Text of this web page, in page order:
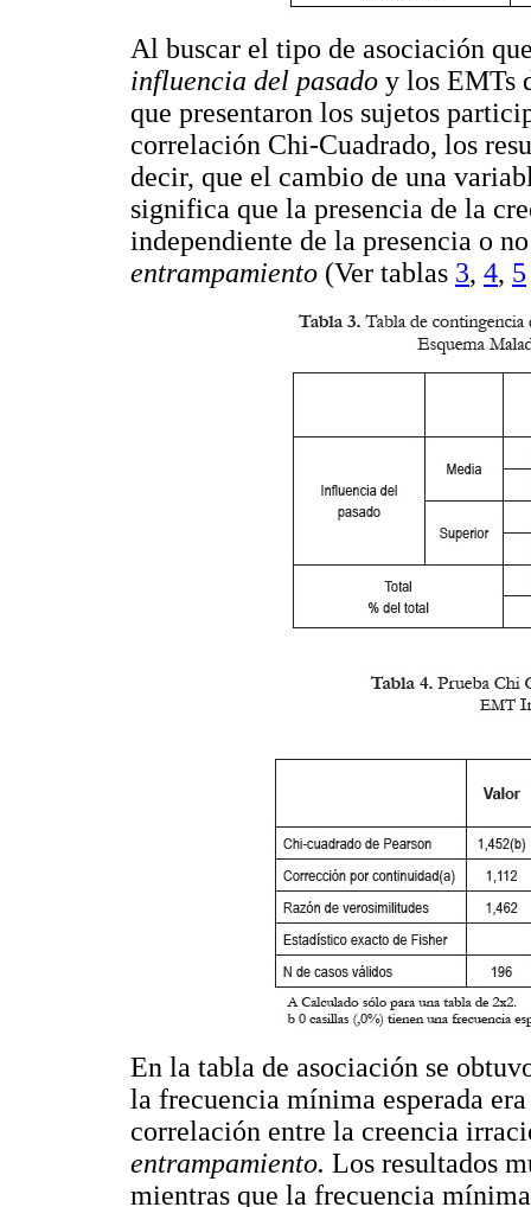
Al buscar el tipo de asociación
influencia del pasado y los EMTs
que presentaron los sujetos
correlación Chi-Cuadrado, los
decir, que el cambio de una
significa que la presencia de la
independiente de la presencia o
entrampamiento (Ver tablas 3, 4, 5
En la tabla de asociación se
la frecuencia mínima esperada
correlación entre la creencia
entrampamiento. Los resultados
mientras que la frecuencia